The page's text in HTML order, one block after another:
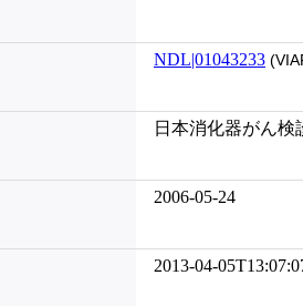
NDL|01043233
日本消化器がん検
2006-05-24
2013-04-